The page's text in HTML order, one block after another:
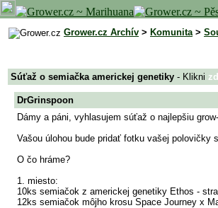
Grower.cz Archív > Komunita>
Súťaž o semiačka americkej genetiky - Klikni
DrGrinspoon
Dámy a páni, vyhlasujem súťaž o najlepšiu
Vašou úlohou bude pridať fotku vašej
O čo hráme?
1. miesto:
10ks semiačok z americkej genetiky Ethos -
12ks semiačok môjho krosu Space Journey x